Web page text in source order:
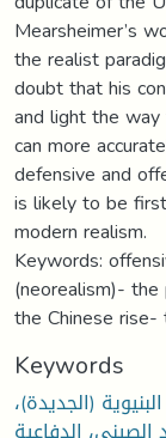
Mearsheimer’s
the realist
doubt that his
and light the
can more
defensive and
is likely to be
modern realism.
Keywords:
(neorealism)-
the Chinese
Keywords
(الجديدة)،